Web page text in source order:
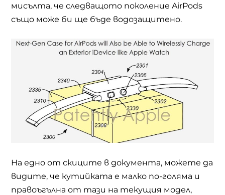
мисълта, че следващото поколение AirPods
също може би ще бъде водозащитено.
На едно от скиците в документа, можете да
видите, че кутийката е малко по-голяма и
правоъгълна от тази на текущия модел,